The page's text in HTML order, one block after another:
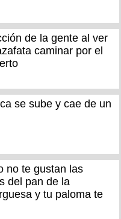
de la gente al ver
caminar por el
se sube y cae de un
no te gustan las
del pan de la
y tu paloma te